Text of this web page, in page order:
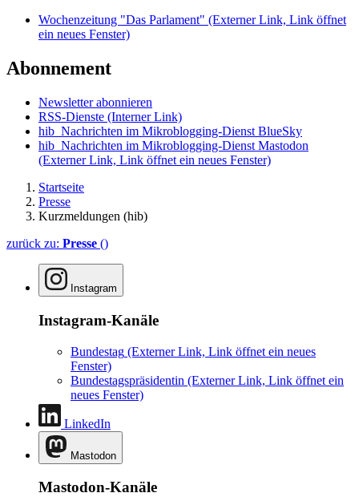
Wochenzeitung "Das Parlament" (Externer Link, Link öffnet
ein neues Fenster)
Abonnement
Newsletter abonnieren
RSS-Dienste (Interner Link)
hib_Nachrichten im Mikroblogging-Dienst BlueSky
hib_Nachrichten im Mikroblogging-Dienst Mastodon
(Externer Link, Link öffnet ein neues Fenster)
Startseite
Presse
Kurzmeldungen (hib)
zurück zu: Presse ()
Instagram
Instagram-Kanäle
Bundestag (Externer Link, Link öffnet ein neues
Fenster)
Bundestagspräsidentin (Externer Link, Link öffnet ein
neues Fenster)
LinkedIn
Mastodon
Mastodon-Kanäle